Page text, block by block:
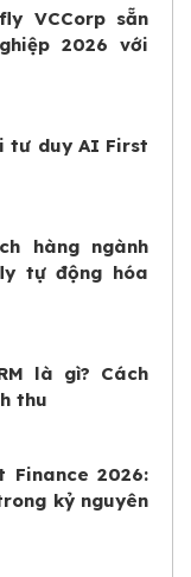
VCCorp sẵn
2026 với
tư duy AI First
hàng ngành
tự động hóa
là gì? Cách
thu
2026:
kỷ nguyên